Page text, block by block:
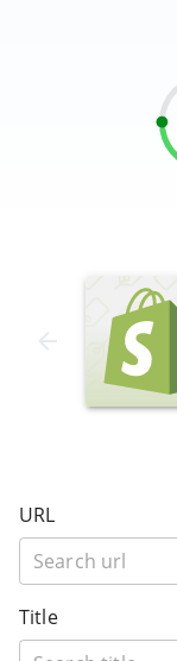
URL
Title